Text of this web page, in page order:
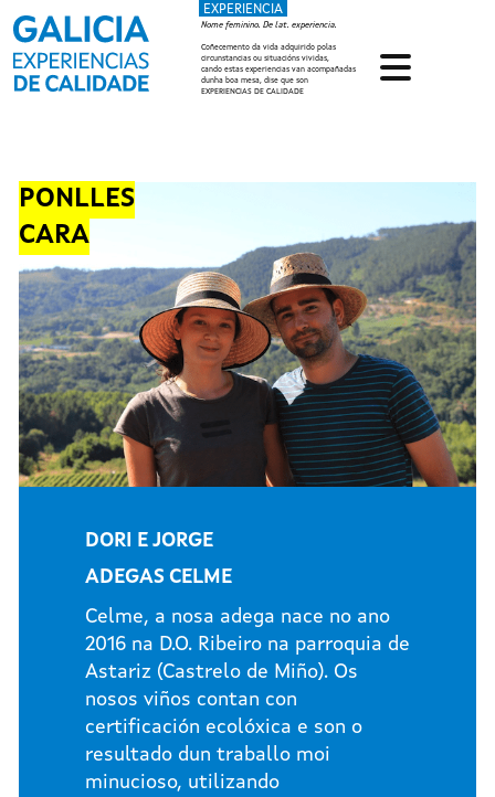
Ir o contido principal
EXPERIENCIA
Nome feminino. De lat. experiencia.
Coñecemento da vida adquirido polas
circunstancias ou situacións vividas,
cando estas experiencias van acompañadas
dunha boa mesa, dise que son
EXPERIENCIAS DE CALIDADE
PONLLES
CARA
DORI E JORGE
ADEGAS CELME
Celme, a nosa adega nace no ano
2016 na D.O. Ribeiro na parroquia de
Astariz (Castrelo de Miño). Os
nosos viños contan con
certificación ecolóxica e son o
resultado dun traballo moi
minucioso, utilizando